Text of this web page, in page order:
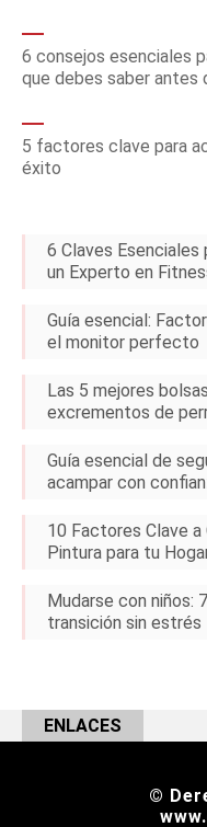
6 consejos esenciales
que debes saber antes
5 factores clave para
éxito
6 Claves Esenciales
un Experto en
Guía esencial:
el monitor perfecto
Las 5 mejores
excrementos de
Guía esencial de
acampar con
10 Factores Clave
Pintura para tu
Mudarse con niños:
transición sin estrés
ENLACES
©